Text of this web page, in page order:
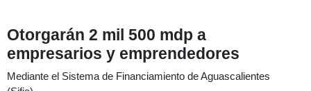
Otorgarán 2 mil 500 mdp a
empresarios y emprendedores
Mediante el Sistema de Financiamiento de Aguascalientes